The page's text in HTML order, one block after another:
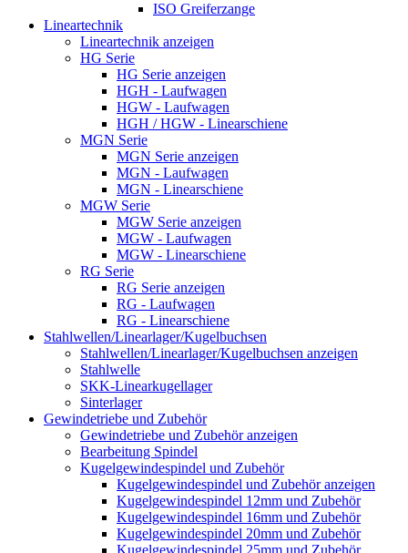
ISO Greiferzange
Lineartechnik
Lineartechnik anzeigen
HG Serie
HG Serie anzeigen
HGH - Laufwagen
HGW - Laufwagen
HGH / HGW - Linearschiene
MGN Serie
MGN Serie anzeigen
MGN - Laufwagen
MGN - Linearschiene
MGW Serie
MGW Serie anzeigen
MGW - Laufwagen
MGW - Linearschiene
RG Serie
RG Serie anzeigen
RG - Laufwagen
RG - Linearschiene
Stahlwellen/Linearlager/Kugelbuchsen
Stahlwellen/Linearlager/Kugelbuchsen anzeigen
Stahlwelle
SKK-Linearkugellager
Sinterlager
Gewindetriebe und Zubehör
Gewindetriebe und Zubehör anzeigen
Bearbeitung Spindel
Kugelgewindespindel und Zubehör
Kugelgewindespindel und Zubehör anzeigen
Kugelgewindespindel 12mm und Zubehör
Kugelgewindespindel 16mm und Zubehör
Kugelgewindespindel 20mm und Zubehör
Kugelgewindespindel 25mm und Zubehör